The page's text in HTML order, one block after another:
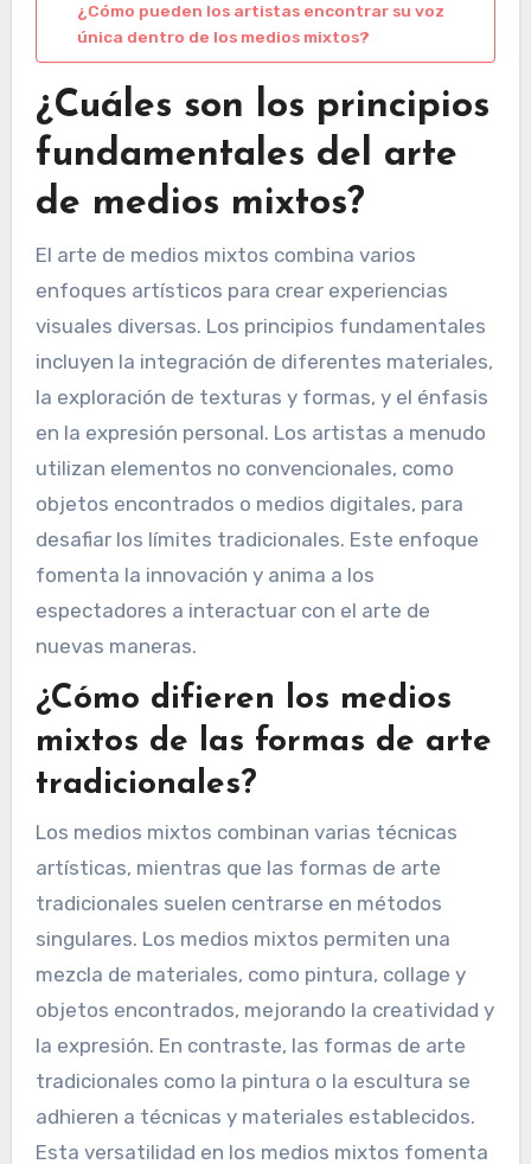
¿Cómo pueden los artistas encontrar su voz
única dentro de los medios mixtos?
¿Cuáles son los principios
fundamentales del arte
de medios mixtos?
El arte de medios mixtos combina varios
enfoques artísticos para crear experiencias
visuales diversas. Los principios fundamentales
incluyen la integración de diferentes materiales,
la exploración de texturas y formas, y el énfasis
en la expresión personal. Los artistas a menudo
utilizan elementos no convencionales, como
objetos encontrados o medios digitales, para
desafiar los límites tradicionales. Este enfoque
fomenta la innovación y anima a los
espectadores a interactuar con el arte de
nuevas maneras.
¿Cómo difieren los medios
mixtos de las formas de arte
tradicionales?
Los medios mixtos combinan varias técnicas
artísticas, mientras que las formas de arte
tradicionales suelen centrarse en métodos
singulares. Los medios mixtos permiten una
mezcla de materiales, como pintura, collage y
objetos encontrados, mejorando la creatividad y
la expresión. En contraste, las formas de arte
tradicionales como la pintura o la escultura se
adhieren a técnicas y materiales establecidos.
Esta versatilidad en los medios mixtos fomenta